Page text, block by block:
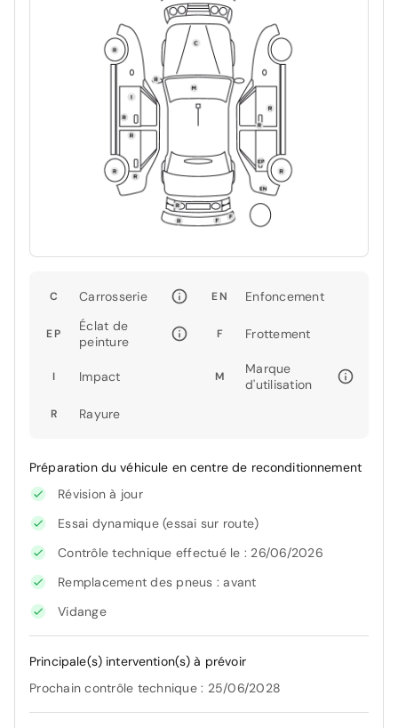
C Carrosserie EN Enfoncement
EP
Éclat de
peinture
F Frottement
I Impact M
Marque
d'utilisation
R Rayure
Préparation du véhicule en centre de reconditionnement
Révision à jour
Essai dynamique (essai sur route)
Contrôle technique effectué le : 26/06/2026
Remplacement des pneus : avant
Vidange
Principale(s) intervention(s) à prévoir
Prochain contrôle technique : 25/06/2028